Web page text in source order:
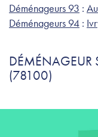
Déménageurs 93 :
Déménageurs 94 :
DÉMÉNAGEUR
(78100)